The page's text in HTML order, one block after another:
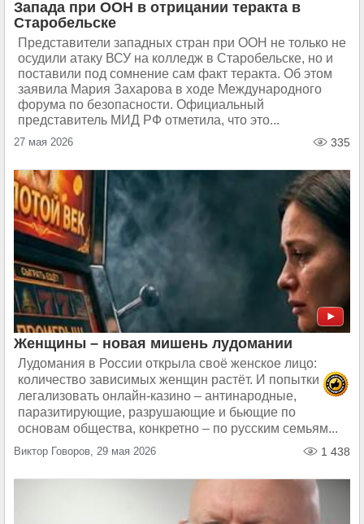
Запада при ООН в отрицании теракта в
Старобельске
Представители западных стран при ООН не только не
осудили атаку ВСУ на колледж в Старобельске, но и
поставили под сомнение сам факт теракта. Об этом
заявила Мария Захарова в ходе Международного
форума по безопасности. Официальный
представитель МИД РФ отметила, что это...
27 мая 2026 335
Женщины – новая мишень лудомании
Лудомания в России открыла своё женское лицо:
количество зависимых женщин растёт. И попытки
легализовать онлайн-казино – антинародные,
паразитирующие, разрушающие и бьющие по
основам общества, конкретно – по русским семьям...
Виктор Говоров, 29 мая 2026 1 438